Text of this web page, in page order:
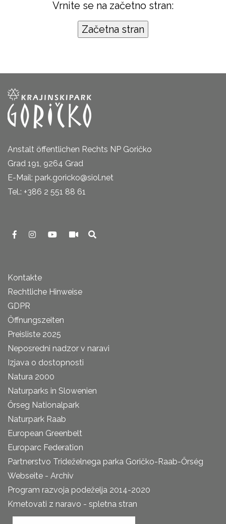
Vrnite se na začetno stran:
Anstalt öffentlichen Rechts NP Goričko
Grad 191, 9264 Grad
E-Mail: park.goricko@siol.net
Tel.: +386 2 551 88 61
Kontakte
Rechtliche Hinweise
GDPR
Öffnungszeiten
Preisliste 2025
Neposredni nadzor v naravi
Izjava o dostopnosti
Natura 2000
Naturparks in Slowenien
Őrseg Nationalpark
Naturpark Raab
European Greenbelt
Europarc Federation
Partnerstvo Trideželnega parka Goričko-Raab-Őrség
Webseite - Archiv
Program razvoja podeželja 2014-2020
Kmetovati z naravo - spletna stran